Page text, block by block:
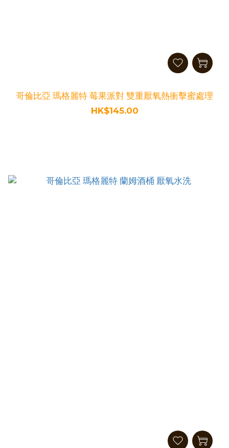
哥倫比亞 瑪格麗特 莓果派對 雙重厭氧熱衝擊蜜處理
HK$145.00